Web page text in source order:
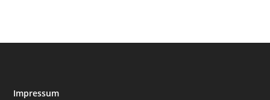
Impressum